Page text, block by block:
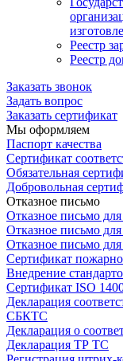
Реестр
Реестр
Заказать звонок
Задать вопрос
Заказать сертификат
Мы оформляем
Паспорт качества
Сертификат
Обязательная
Добровольная
Отказное письмо
Отказное письмо
Отказное письмо
Отказное письмо
Сертификат
Внедрение
Сертификат ISO
Декларация
СБКТС
Декларация о
Декларация ТР ТС